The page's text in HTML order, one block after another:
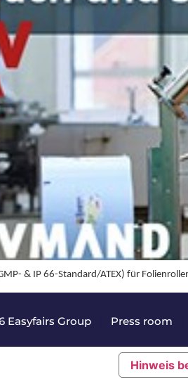
& IP 66-Standard/ATEX) für
Easyfairs Group| Press room
Hinweis